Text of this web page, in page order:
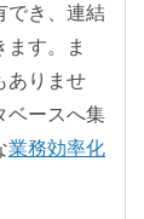
でき、連結
す。ま
ありませ
ベースへ集
業務効率化